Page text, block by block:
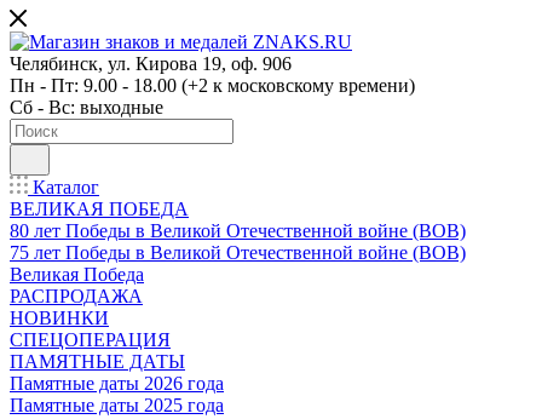
Челябинск, ул. Кирова 19, оф. 906
Пн - Пт: 9.00 - 18.00 (+2 к московскому времени)
Сб - Вс: выходные
Каталог
ВЕЛИКАЯ ПОБЕДА
80 лет Победы в Великой Отечественной войне (ВОВ)
75 лет Победы в Великой Отечественной войне (ВОВ)
Великая Победа
РАСПРОДАЖА
НОВИНКИ
СПЕЦОПЕРАЦИЯ
ПАМЯТНЫЕ ДАТЫ
Памятные даты 2026 года
Памятные даты 2025 года